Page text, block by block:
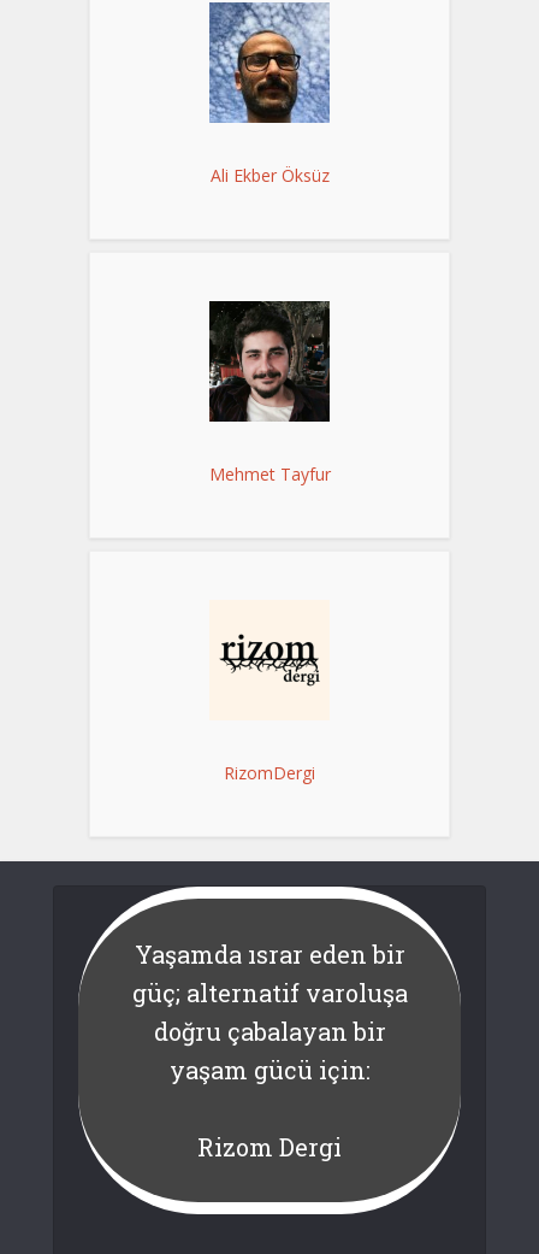
Ali Ekber Öksüz
Mehmet Tayfur
RizomDergi
Yaşamda ısrar eden bir
güç; alternatif varoluşa
doğru çabalayan bir
yaşam gücü için:
Rizom Dergi